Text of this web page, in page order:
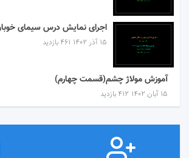
اجرای نمایش درس سیمای
۱۵ آذر ۱۴۰۲ 461 بازدید
آموزش مولاژ چشم(قسمت چهارم)
۱۵ آبان ۱۴۰۲ 412 بازدید